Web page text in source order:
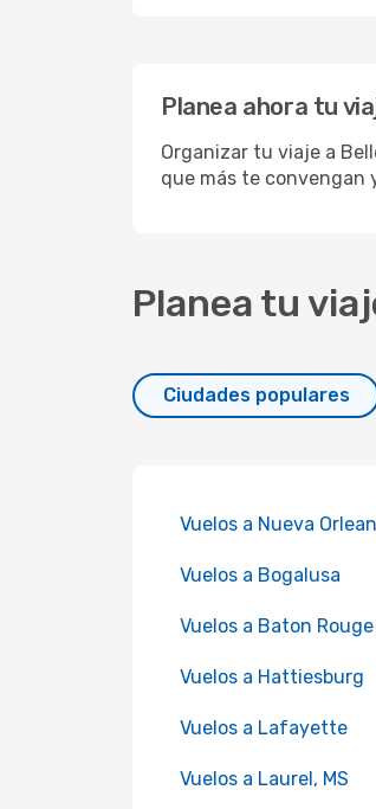
Planea ahora tu
Organizar tu viaje a
que más te convengan
Planea tu
Ciudades populares
Vuelos a Nueva
Vuelos a Bogalusa
Vuelos a Baton Rouge
Vuelos a Hattiesburg
Vuelos a Lafayette
Vuelos a Laurel, MS